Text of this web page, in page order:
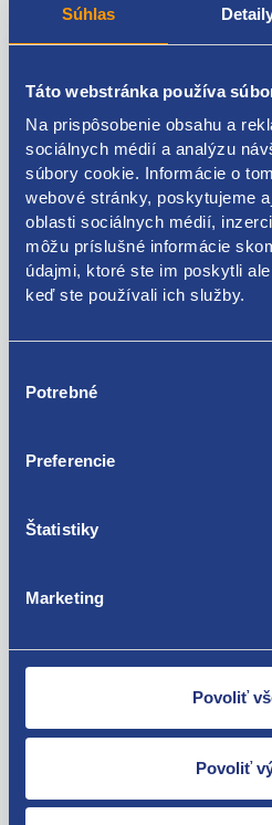
Súhlas
Táto webstránka používa
Na prispôsobenie obsahu a
sociálnych médií a analýzu
súbory cookie. Informácie o
webové stránky, poskytujeme
oblasti sociálnych médií,
môžu príslušné informácie
údajmi, ktoré ste im poskytli
keď ste používali ich služby.
súhlasu
Potrebné
Preferencie
Štatistiky
Marketing
Povoliť
Povoliť
Kódy produktov
55199794
Použiteľné pre vozidlá
Fiat Idea 1.4 8V MPI
Tovar môžete
zakúpenia. Alebo vám